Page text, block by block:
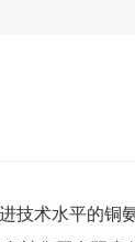
技术水平的铜